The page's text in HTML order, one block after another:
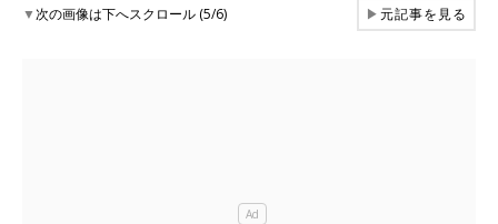
▼次の画像は下へスクロール (5/6) ▶元記事を見る